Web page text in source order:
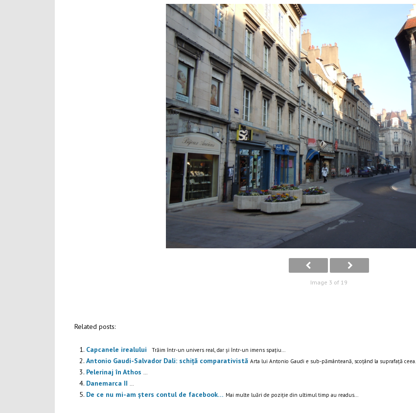
Image 3 of 19
Related posts:
Capcanele irealului Trăim într-un univers real, dar și într-un imens spațiu...
Antonio Gaudi-Salvador Dali: schiță comparativistă Arta lui Antonio Gaudi e sub-pământeană, scoțând la suprafață ceea...
Pelerinaj în Athos
Danemarca II
De ce nu mi-am șters contul de facebook… Mai multe luări de poziție din ultimul timp au readus...